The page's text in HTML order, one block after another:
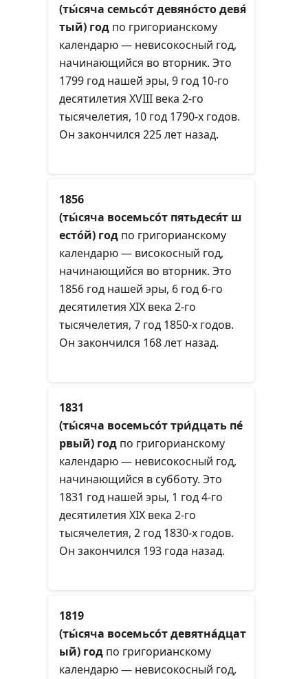
(ты́сяча семьсо́т девяно́сто девя́
тый) год по григорианскому
календарю — невисокосный год,
начинающийся во вторник. Это
1799 год нашей эры, 9 год 10-го
десятилетия XVIII века 2-го
тысячелетия, 10 год 1790-х годов.
Он закончился 225 лет назад.
1856
(ты́сяча восемьсо́т пятьдеся́т ш
есто́й) год по григорианскому
календарю — високосный год,
начинающийся во вторник. Это
1856 год нашей эры, 6 год 6-го
десятилетия XIX века 2-го
тысячелетия, 7 год 1850-х годов.
Он закончился 168 лет назад.
1831
(ты́сяча восемьсо́т три́дцать пе́
рвый) год по григорианскому
календарю — невисокосный год,
начинающийся в субботу. Это
1831 год нашей эры, 1 год 4-го
десятилетия XIX века 2-го
тысячелетия, 2 год 1830-х годов.
Он закончился 193 года назад.
1819
(ты́сяча восемьсо́т девятна́дцат
ый) год по григорианскому
календарю — невисокосный год,